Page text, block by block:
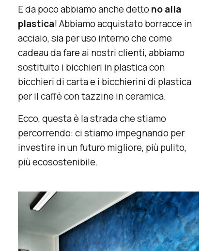
E da poco abbiamo anche dettono alla
plastica! Abbiamo acquistato borracce in
acciaio, sia per uso interno che come
cadeau da fare ai nostri clienti, abbiamo
sostituito i bicchieri in plastica con
bicchieri di carta e i bicchierini di plastica
per il caffè con tazzine in ceramica.
Ecco, questa è la strada che stiamo
percorrendo: ci stiamo impegnando per
investire in un futuro migliore, più pulito,
più ecosostenibile.